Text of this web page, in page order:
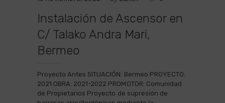
Instalación de Ascensor en
C/ Talako Andra Mari,
Bermeo
Proyecto Antes SITUACIÓN: Bermeo PROYECTO:
2021 OBRA: 2021-2022 PROMOTOR: Comunidad
de Propietarios Proyecto de supresión de